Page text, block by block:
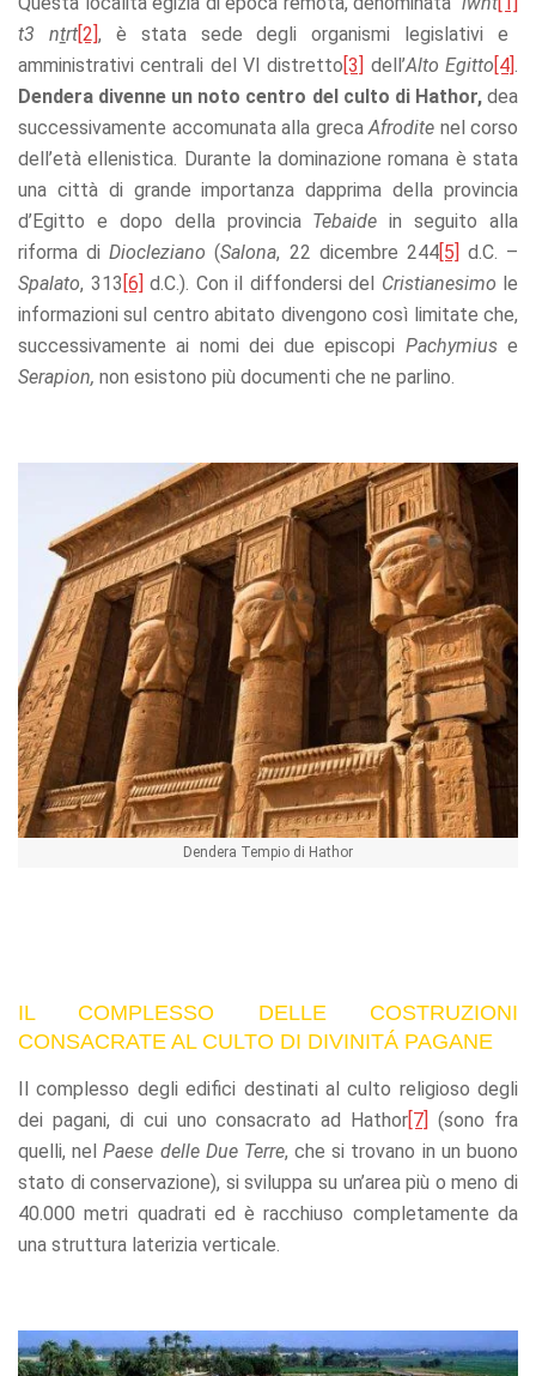
t3 nṯrt[2], è stata sede degli organismi legislativi e
amministrativi centrali del VI distretto[3] dell’Alto Egitto[4]
Dendera divenne un noto centro del culto di Hathor,dea
successivamente accomunata alla grecaAfrodite nel corso
dell’età ellenistica. Durante la dominazione romana è stata
una città di grande importanza dapprima della provincia
d’Egitto e dopo della provincia Tebaidein seguito alla
riforma diDiocleziano(Salona, 22 dicembre 244[5] d.C. –
Spalato, 313 [6] d.C.). Con il diffondersi del Cristianesimo le
informazioni sul centro abitato divengono così limitate che,
successivamente ai nomi dei due episcopi Pachymiuse
Serapion, non esistono più documenti che ne parlino.
Dendera Tempio di Hathor
IL COMPLESSO DELLE COSTRUZIONI
CONSACRATE AL CULTO DI DIVINITÁ PAGANE
Il complesso degli edifici destinati al culto religioso degli
dei pagani, di cui uno consacrato ad Hathor [7]
(sono fra
quelli, nelPaese delle Due Terre, che si trovano in un buono
stato di conservazione), si sviluppa su un’area più o meno di
40.000 metri quadrati ed è racchiuso completamente da
una struttura laterizia verticale.
offers.